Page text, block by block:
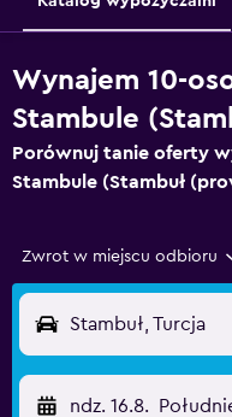
Wynajem 10-
Stambule
Porównuj tanie oferty
Stambule (Stambuł
Zwrot w miejscu odbioru
Stambuł, Turcja
ndz. 16.8.